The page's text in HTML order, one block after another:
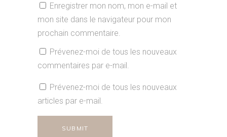
Enregistrer mon nom, mon e-mail et
mon site dans le navigateur pour mon
prochain commentaire.
Prévenez-moi de tous les nouveaux
commentaires par e-mail.
Prévenez-moi de tous les nouveaux
articles par e-mail.